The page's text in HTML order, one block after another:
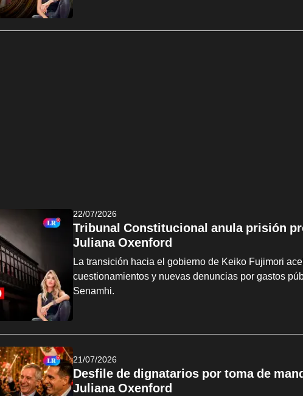
22/07/2026
Tribunal Constitucional anula prisión
Juliana Oxenford
La transición hacia el gobierno de Keiko Fujimori
cuestionamientos y nuevas denuncias por gastos
Senamhi.
21/07/2026
Desfile de dignatarios por toma de
Juliana Oxenford